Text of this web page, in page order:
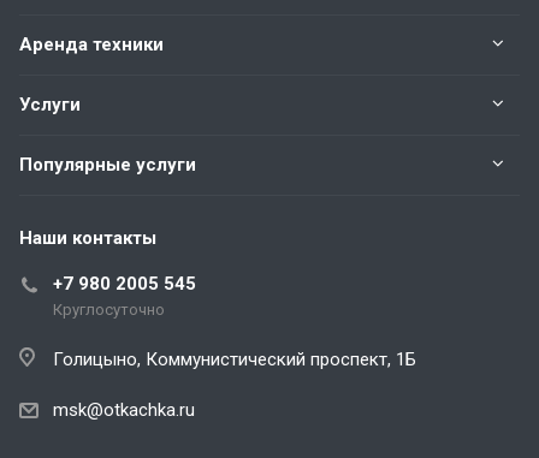
Аренда техники
Услуги
Популярные услуги
Наши контакты
+7 980 2005 545
Круглосуточно
Голицыно, Коммунистический проспект, 1Б
msk@otkachka.ru